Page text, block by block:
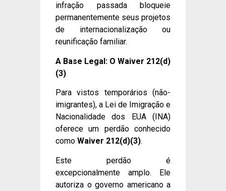
infração passada bloqueie
permanentemente seus projetos
de internacionalização ou
reunificação familiar.
A Base Legal: O Waiver 212(d)
(3)
Para vistos temporários (não-
imigrantes), a Lei de Imigração e
Nacionalidade dos EUA (INA)
oferece um perdão conhecido
como Waiver 212(d)(3).
Este perdão é
excepcionalmente amplo. Ele
autoriza o governo americano a